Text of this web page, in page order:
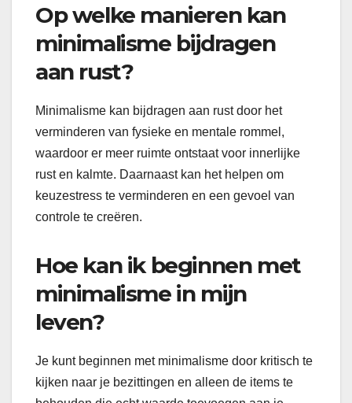
Op welke manieren kan
minimalisme bijdragen
aan rust?
Minimalisme kan bijdragen aan rust door het
verminderen van fysieke en mentale rommel,
waardoor er meer ruimte ontstaat voor innerlijke
rust en kalmte. Daarnaast kan het helpen om
keuzestress te verminderen en een gevoel van
controle te creëren.
Hoe kan ik beginnen met
minimalisme in mijn
leven?
Je kunt beginnen met minimalisme door kritisch te
kijken naar je bezittingen en alleen de items te